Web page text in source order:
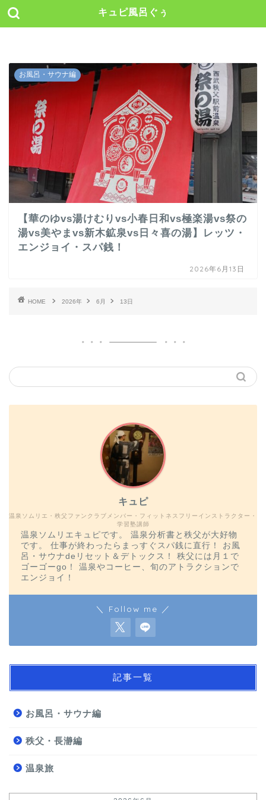
キュピ風呂ぐぅ
お風呂・サウナ編
【華のゆvs湯けむりvs小春日和vs極楽湯vs祭の
湯vs美やまvs新木鉱泉vs日々喜の湯】レッツ・
エンジョイ・スパ銭！
2026年6月13日
HOME 2026年 6月 13日
温泉ソムリエ・秩父ファンクラブメンバー・フィットネスフリーインストラクター・
学習塾講師
キュピ
温泉ソムリエキュピです。 温泉分析書と秩父が大好物
です。 仕事が終わったらまっすぐスパ銭に直行！ お風
呂・サウナdeリセット＆デトックス！ 秩父には月１で
ゴーゴーgo！ 温泉やコーヒー、旬のアトラクションで
エンジョイ！
＼ Follow me ／
記事一覧
お風呂・サウナ編
秩父・長瀞編
温泉旅